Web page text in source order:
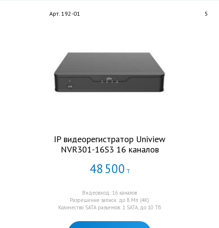
Арт. 192-01 5
IP видеорегистратор Uniview
NVR301-16S3 16 каналов
48 500 Т
Видеовход: 16 каналов
Разрешение записи: до 8 Мп (4K)
Количество SATA разъемов: 1 SATA, до 10 Тб